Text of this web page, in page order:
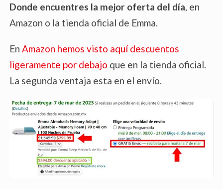
Donde encuentres la mejor oferta del día, en
Amazon o la tienda oficial de Emma.
En Amazon hemos visto aquí descuentos
ligeramente por debajo que en la tienda oficial.
La segunda ventaja esta en el envío.